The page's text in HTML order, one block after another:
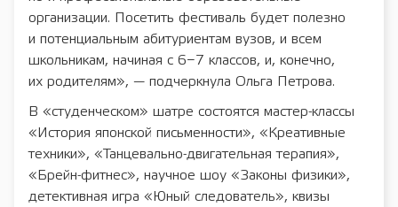
организации. Посетить фестиваль будет полезно
и потенциальным абитуриентам вузов, и всем
школьникам, начиная с 6−7 классов, и, конечно,
их родителям», — подчеркнула Ольга Петрова.
В «студенческом» шатре состоятся мастер-классы
«История японской письменности», «Креативные
техники», «Танцевально-двигательная терапия»,
«Брейн-фитнес», научное шоу «Законы физики»,
детективная игра «Юный следователь», квизы